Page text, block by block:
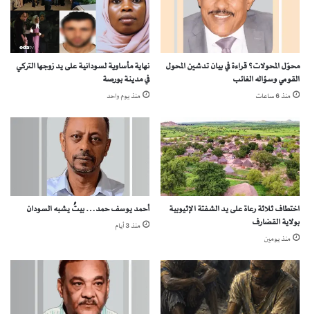
ج
و
د
ا
ق
و
ن
ي
د
ق
ل
و
ف
و
ا
ة
م
ن
م
ع
ب
ص
ن
د
ا
و
ن
ز
ي
د
محوّل المحولات؟ قراءة في بيان تدشين المحول
القومي وسؤاله الغائب
منذ 6 ساعات
نهاية مأساوية لسودانية على يد زوجها التركي
في مدينة بورصة
منذ يوم واحد
اختطاف ثلاثة رعاة على يد الشفتة الإثيوبية
بولاية القضارف
منذ يومين
أحمد يوسف حمد… بيتٌ يشبه السودان
منذ 3 أيام